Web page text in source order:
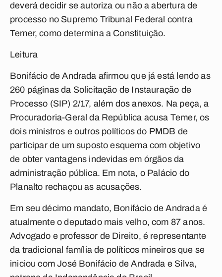
deverá decidir se autoriza ou não a abertura de
processo no Supremo Tribunal Federal contra
Temer, como determina a Constituição.
Leitura
Bonifácio de Andrada afirmou que já está lendo as
260 páginas da Solicitação de Instauração de
Processo (SIP) 2/17, além dos anexos. Na peça, a
Procuradoria-Geral da República acusa Temer, os
dois ministros e outros políticos do PMDB de
participar de um suposto esquema com objetivo
de obter vantagens indevidas em órgãos da
administração pública. Em nota, o Palácio do
Planalto rechaçou as acusações.
Em seu décimo mandato, Bonifácio de Andrada é
atualmente o deputado mais velho, com 87 anos.
Advogado e professor de Direito, é representante
da tradicional família de políticos mineiros que se
iniciou com José Bonifácio de Andrada e Silva,